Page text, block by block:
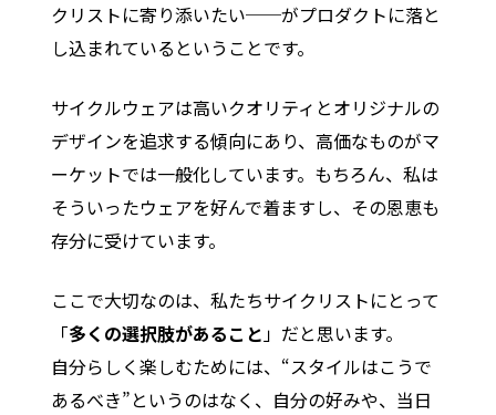
クリストに寄り添いたい──がプロダクトに落と
し込まれているということです。
サイクルウェアは高いクオリティとオリジナルの
デザインを追求する傾向にあり、高価なものがマ
ーケットでは一般化しています。もちろん、私は
そういったウェアを好んで着ますし、その恩恵も
存分に受けています。
ここで大切なのは、私たちサイクリストにとって
「多くの選択肢があること」だと思います。
自分らしく楽しむためには、“スタイルはこうで
あるべき”というのはなく、自分の好みや、当日